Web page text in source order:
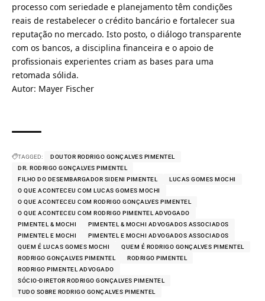
processo com seriedade e planejamento têm condições
reais de restabelecer o crédito bancário e fortalecer sua
reputação no mercado. Isto posto, o diálogo transparente
com os bancos, a disciplina financeira e o apoio de
profissionais experientes criam as bases para uma
retomada sólida.
Autor: Mayer Fischer
TAGGED:
DOUTOR RODRIGO GONÇALVES PIMENTEL
DR. RODRIGO GONÇALVES PIMENTEL
FILHO DO DESEMBARGADOR SIDENI PIMENTEL
LUCAS GOMES MOCHI
O QUE ACONTECEU COM LUCAS GOMES MOCHI
O QUE ACONTECEU COM RODRIGO GONÇALVES PIMENTEL
O QUE ACONTECEU COM RODRIGO PIMENTEL ADVOGADO
PIMENTEL & MOCHI
PIMENTEL & MOCHI ADVOGADOS ASSOCIADOS
PIMENTEL E MOCHI
PIMENTEL E MOCHI ADVOGADOS ASSOCIADOS
QUEM É LUCAS GOMES MOCHI
QUEM É RODRIGO GONÇALVES PIMENTEL
RODRIGO GONÇALVES PIMENTEL
RODRIGO PIMENTEL
RODRIGO PIMENTEL ADVOGADO
SÓCIO-DIRETOR RODRIGO GONÇALVES PIMENTEL
TUDO SOBRE RODRIGO GONÇALVES PIMENTEL